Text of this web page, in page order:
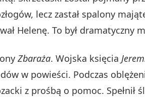
lecz zastał spalony
Helenę. To był dramatyczny
Zbaraża. Wojska księcia
w powieści. Podczas
z prośbą o pomoc. Spełnił